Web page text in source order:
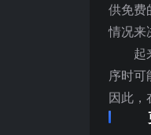
供免费
情况来
起
序时可
因此，